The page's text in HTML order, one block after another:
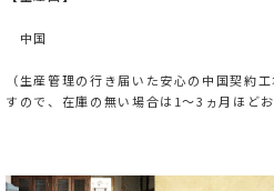
中国
（生産管理の行き届いた安心の中国契約
すので、在庫の無い場合は1～3ヵ月ほど